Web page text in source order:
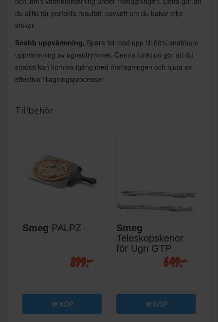
du alltid får perfekta resultat, oavsett om du bakar eller
steker.
Snabb uppvärmning, Spara tid med upp till 50% snabbare
uppvärmning av ugnsutrymmet. Denna funktion gör att du
snabbt kan komma igång med matlagningen och njuta av
effektiva tillagningsprocesser.
Tillbehör
Smeg PALPZ
899:-
KÖP
Smeg
Teleskopskenor
för Ugn GTP
649:-
KÖP